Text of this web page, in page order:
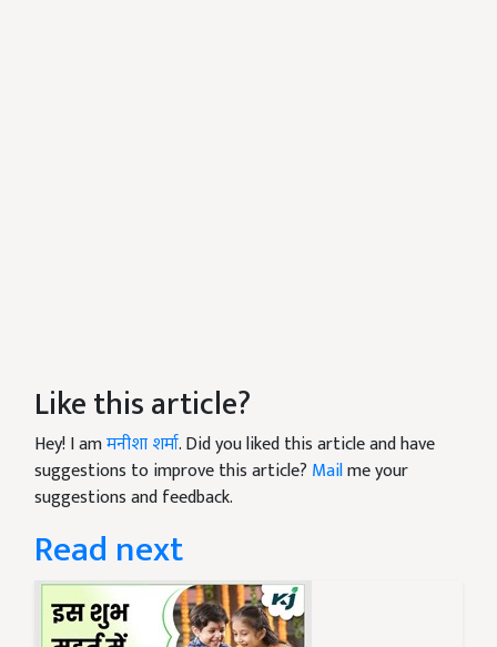
Like this article?
Hey! I amमनीशा शर्मा. Did you liked this article and have
suggestions to improve this article? Mailme your
suggestions and feedback.
Read next